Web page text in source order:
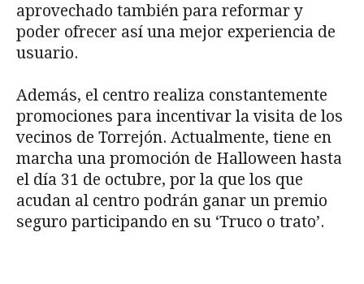
aprovechado también para reformar y
poder ofrecer así una mejor experiencia de
usuario.
Además, el centro realiza constantemente
promociones para incentivar la visita de los
vecinos de Torrejón. Actualmente, tiene en
marcha una promoción de Halloween hasta
el día 31 de octubre, por la que los que
acudan al centro podrán ganar un premio
seguro participando en su ‘Truco o trato’.